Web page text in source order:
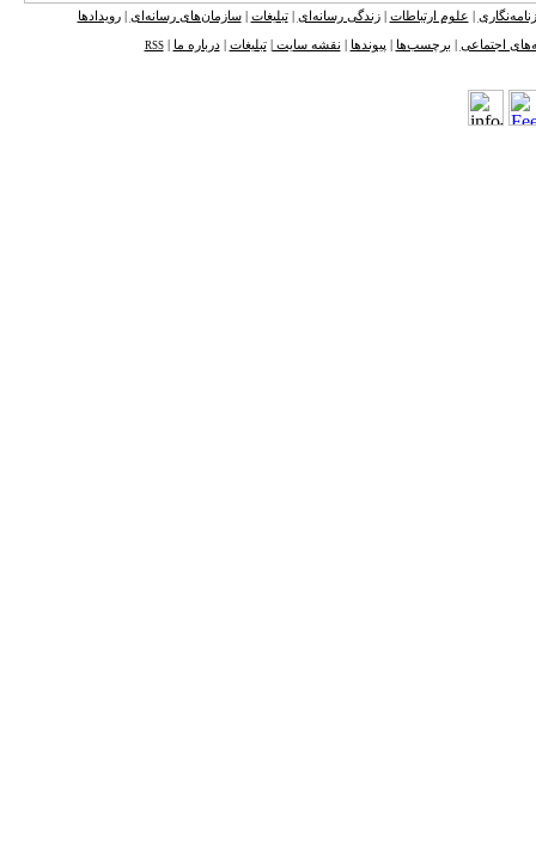
علوم ارتباطات |زندگی رسانه‌ای |تبلیغات سازمان‌های رسانه‌ای |رویدادها
اجتماعی برچسب‌ها پیوندها نقشه ‌سایت تبلیغات |درباره ما |
RSS